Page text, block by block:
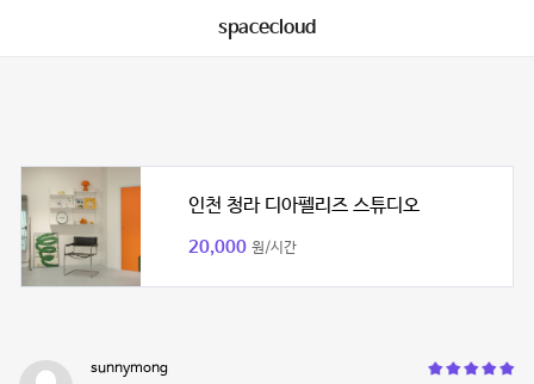
spacecloud
인천 청라 디아펠리즈 스튜디오
20,000 원/시간
sunnymong